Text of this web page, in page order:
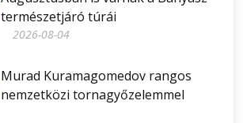
természetjáró túrái
2026-08-04
Murad Kuramagomedov rangos
nemzetközi tornagyőzelemmel